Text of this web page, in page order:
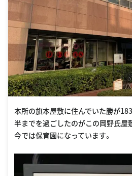
本所の旗本屋敷に住んでいた勝が
半までを過ごしたのがこの岡野氏屋
今では保育園になっています。